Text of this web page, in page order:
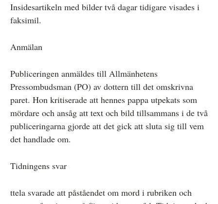
Pressbilder
Insidesartikeln med bilder två dagar tidigare visades i
faksimil.
Anmälan
Publiceringen anmäldes till Allmänhetens
Pressombudsman (PO) av dottern till det omskrivna
paret. Hon kritiserade att hennes pappa utpekats som
mördare och ansåg att text och bild tillsammans i de två
publiceringarna gjorde att det gick att sluta sig till vem
det handlade om.
Tidningens svar
ttela svarade att påståendet om mord i rubriken och